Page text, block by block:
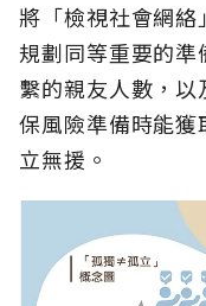
將「檢視社會網
規劃同等重要的
繫的親友人數，
保風險準備時能
立無援。